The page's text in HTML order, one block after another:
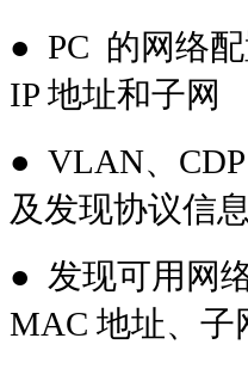
● PC 的网络
IP 地址和子网
● VLAN、
及发现协议信息
● 发现可用网
MAC 地址、子